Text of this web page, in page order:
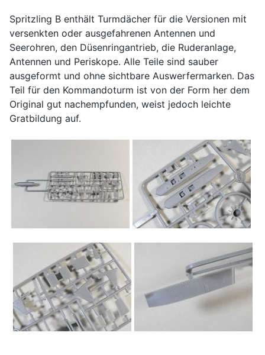
Spritzling B enthält Turmdächer für die Versionen mit
versenkten oder ausgefahrenen Antennen und
Seerohren, den Düsenringantrieb, die Ruderanlage,
Antennen und Periskope. Alle Teile sind sauber
ausgeformt und ohne sichtbare Auswerfermarken. Das
Teil für den Kommandoturm ist von der Form her dem
Original gut nachempfunden, weist jedoch leichte
Gratbildung auf.